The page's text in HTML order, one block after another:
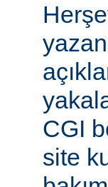
CGI
site